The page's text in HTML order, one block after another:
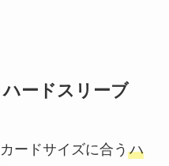
ードスリーブ
ードサイズに合う ハ